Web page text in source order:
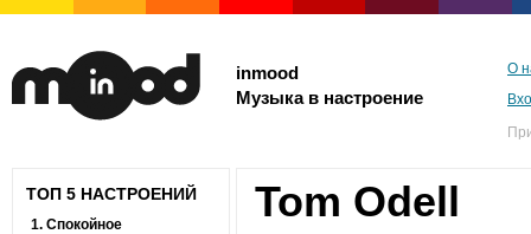
inmood
Музыка в настроение
О
ТОП 5 НАСТРОЕНИЙ
1. Спокойное
Tom Odell